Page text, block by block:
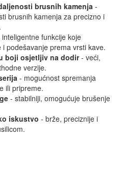
brusnih kamenja -
brusnih kamenja za precizno i
inteligentne funkcije koje
podešavanje prema vrsti kave.
boji osjetljiv na dodir- veći,
verzije.
- mogućnost spremanja
ili pripreme.
- stabilniji, omogućuje brušenje
iskustvo - brže, preciznije i